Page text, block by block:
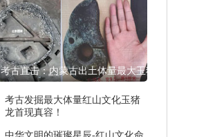
考古直击：内蒙古出土体量最大玉猪
考古发掘最大体量红山文化玉猪
龙首现真容！